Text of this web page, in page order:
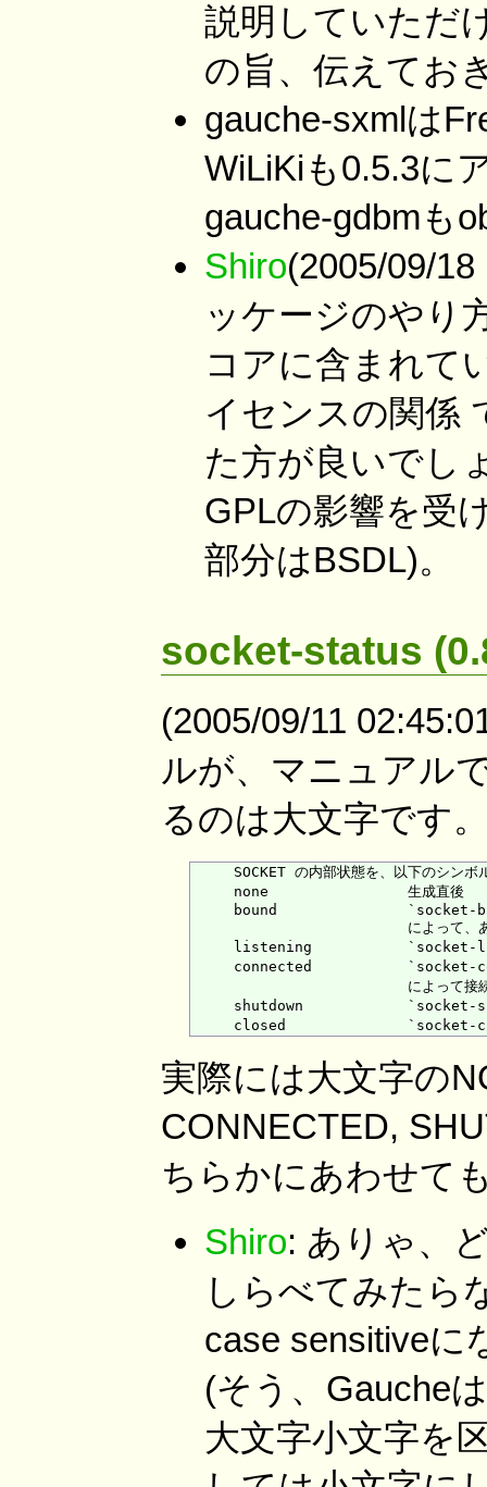
説明していただ
の旨、伝えてお
gauche-sxmlは
WiLiKiも0.5.3に
gauche-gdbmも
Shiro(2005/09/
ッケージのやり
コアに含まれて
イセンスの関係
た方が良いでし
GPLの影響を受
部分はBSDL)。
socket-status
(2005/09/11
ルが、マニュアル
るのは大文字です
SOCKET の内部状態を、以下のシンボ
     none                生成直後
bound               `socket-
によって、あ
listening           `socket-
connected           `socket-
によって接
shutdown            `socket-
実際には大文字の
CONNECTED,
ちらかにあわせて
Shiro: ありゃ、
しらべてみたら
case sensitiveに
(そう、Gauche
大文字小文字を